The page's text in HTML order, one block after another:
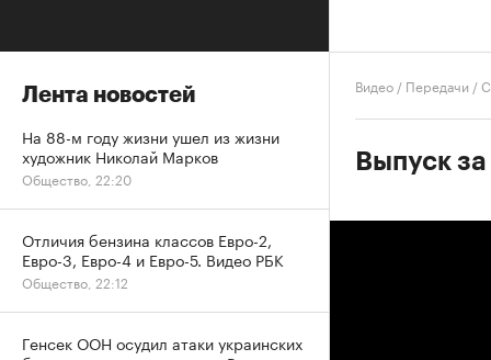
Видео / Передачи /
Выпуск
Лента новостей
На 88-м году жизни ушел из жизни
художник Николай Марков
Общество, 22:20
Отличия бензина классов Евро-2,
Евро-3, Евро-4 и Евро-5. Видео РБК
Общество, 22:12
Генсек ООН осудил атаки украинских